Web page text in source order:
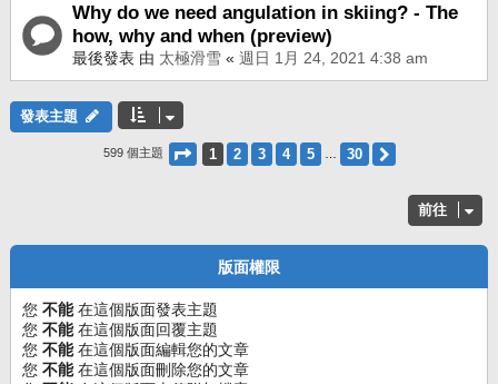
Why do we need angulation in skiing? - The
how, why and when (preview)
最後發表 由 太極滑雪 « 週日 1月 24, 2021 4:38 am
發表主題
599 個主題 第1 頁 (共 頁)
1 2 3 4 5 30
前往
版面權限
您 不能在這個版面發表主題
您 不能在這個版面回覆主題
您 不能在這個版面編輯您的文章
您 不能在這個版面刪除您的文章